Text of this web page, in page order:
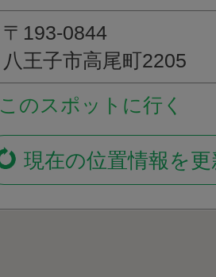
〒193-0844
八王子市高尾町2205
このスポットに行く
現在の位置情報を